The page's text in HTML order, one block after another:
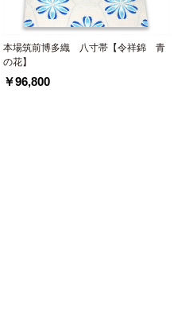
本場筑前博多織 八寸帯【令祥錦 青
の花】
￥96,800